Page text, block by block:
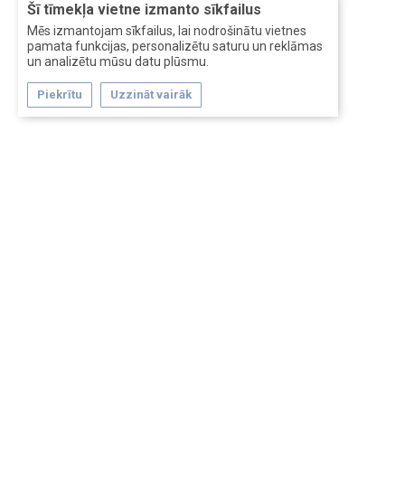
Šī tīmekļa vietne izmanto sīkfailus
Mēs izmantojam sīkfailus, lai nodrošinātu vietnes
pamata funkcijas, personalizētu saturu un reklāmas
un analizētu mūsu datu plūsmu.
Piekrītu Uzzināt vairāk